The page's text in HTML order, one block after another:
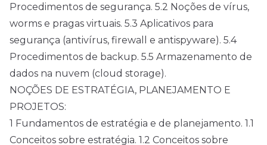
Procedimentos de segurança. 5.2 Noções de vírus,
worms e pragas virtuais. 5.3 Aplicativos para
segurança (antivírus, firewall e antispyware). 5.4
Procedimentos de backup. 5.5 Armazenamento de
dados na nuvem (cloud storage).
NOÇÕES DE ESTRATÉGIA, PLANEJAMENTO E
PROJETOS:
1 Fundamentos de estratégia e de planejamento. 1.1
Conceitos sobre estratégia. 1.2 Conceitos sobre